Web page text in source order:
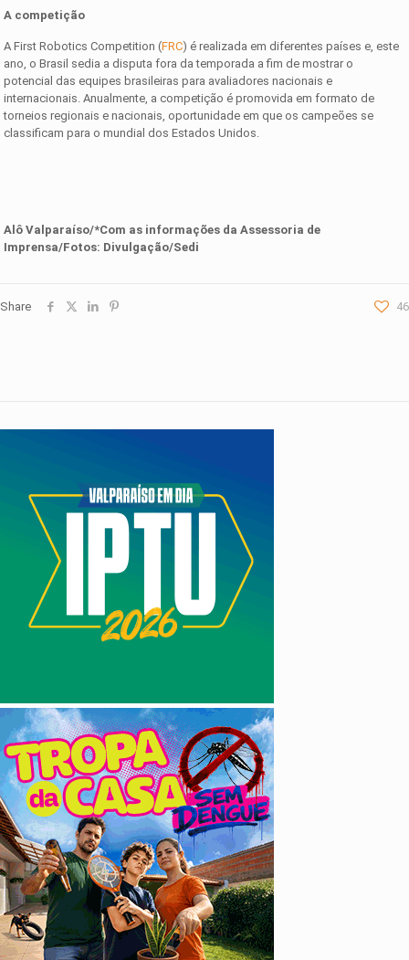
A competição
A First Robotics Competition (FRC) é realizada em diferentes países e, este
ano, o Brasil sedia a disputa fora da temporada a fim de mostrar o
potencial das equipes brasileiras para avaliadores nacionais e
internacionais. Anualmente, a competição é promovida em formato de
torneios regionais e nacionais, oportunidade em que os campeões se
classificam para o mundial dos Estados Unidos.
Alô Valparaíso/*Com as informações da Assessoria de
Imprensa/Fotos: Divulgação/Sedi
Share 46